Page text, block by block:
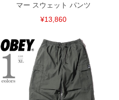
連絡させて頂きますので予めご了承ください。
マー スウェット パンツ
¥13,860